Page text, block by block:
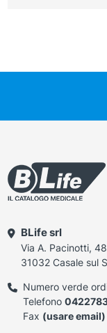
BLife srl
Via A. Pacinotti, 48
31032 Casale sul
Numero verde
Telefono
Fax (usare email)